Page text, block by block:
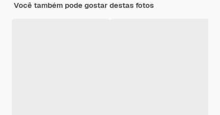
Você também pode gostar destas fotos